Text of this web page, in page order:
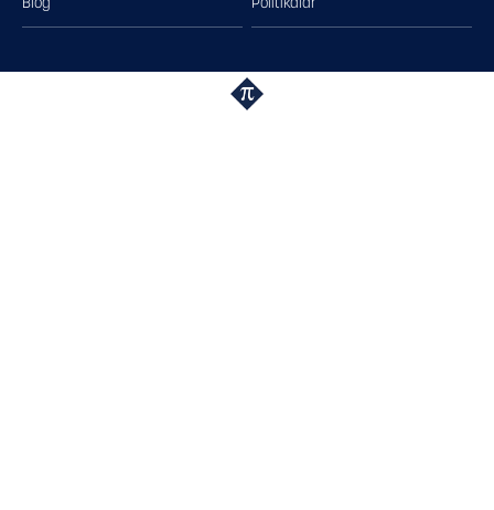
Blog Politikalar